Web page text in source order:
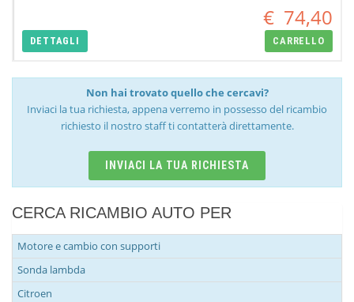
€ 74,40
DETTAGLI CARRELLO
Non hai trovato quello che cercavi?
Inviaci la tua richiesta, appena verremo in possesso del ricambio
richiesto il nostro staff ti contatterà direttamente.
INVIACI LA TUA RICHIESTA
CERCA RICAMBIO AUTO PER
Motore e cambio con supporti
Sonda lambda
Citroen